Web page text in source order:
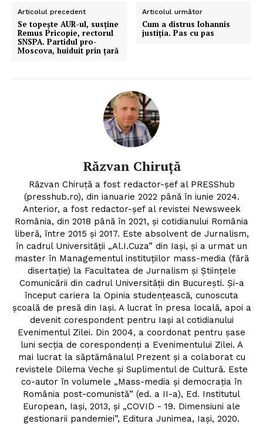
Articolul precedent
Se topește AUR-ul, susține
Remus Pricopie, rectorul
SNSPA. Partidul pro-
Moscova, huiduit prin țară
Articolul următor
Cum a distrus Iohannis
justiția. Pas cu pas
Răzvan Chiruță
Răzvan Chiruță a fost redactor-șef al PRESShub
(presshub.ro), din ianuarie 2022 până în iunie 2024.
Anterior, a fost redactor-șef al revistei Newsweek
România, din 2018 până în 2021, și cotidianului România
liberă, între 2015 și 2017. Este absolvent de Jurnalism,
în cadrul Universității „Al.I.Cuza” din Iași, și a urmat un
master în Managementul instituțiilor mass-media (fără
disertație) la Facultatea de Jurnalism și Științele
Comunicării din cadrul Universității din București. Și-a
început cariera la Opinia studențească, cunoscuta
școală de presă din Iași. A lucrat în presa locală, apoi a
devenit corespondent pentru Iași al cotidianului
Evenimentul Zilei. Din 2004, a coordonat pentru șase
luni secția de corespondenți a Evenimentului Zilei. A
mai lucrat la săptămânalul Prezent și a colaborat cu
revistele Dilema Veche și Suplimentul de Cultură. Este
co-autor în volumele „Mass-media și democrația în
România post-comunistă” (ed. a II-a), Ed. Institutul
European, Iași, 2013, și „COVID - 19. Dimensiuni ale
gestionarii pandemiei”, Editura Junimea, Iași, 2020.